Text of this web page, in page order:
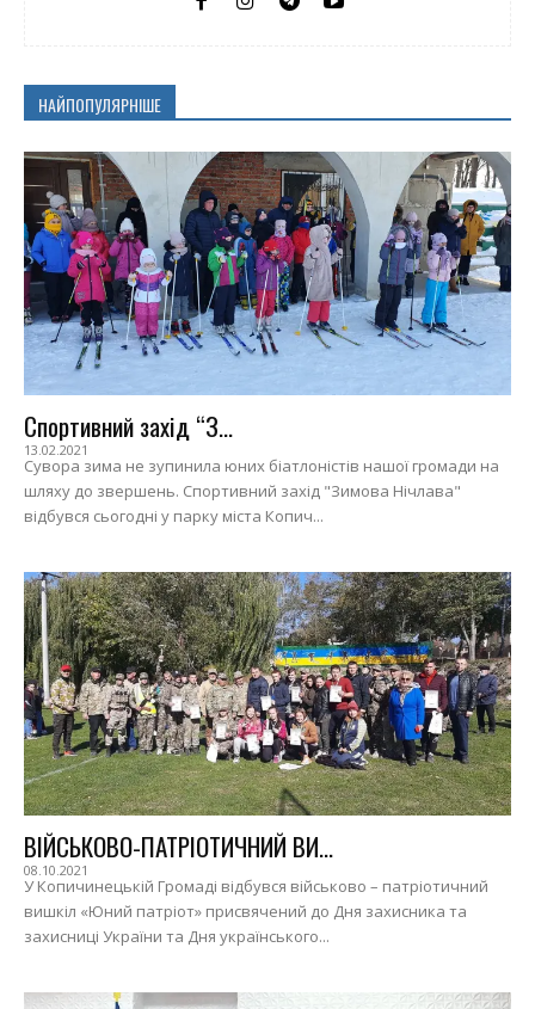
НАЙПОПУЛЯРНІШЕ
Спортивний захід “З...
13.02.2021
Сувора зима не зупинила юних біатлоністів нашої громади на
шляху до звершень. Спортивний захід "Зимова Нічлава"
відбувся сьогодні у парку міста Копич...
ВІЙСЬКОВО-ПАТРІОТИЧНИЙ ВИ...
08.10.2021
У Копичинецькій Громаді відбувся військово – патріотичний
вишкіл «Юний патріот» присвячений до Дня захисника та
захисниці України та Дня українського...